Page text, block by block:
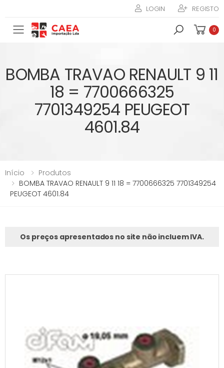
LOGIN REGISTO
Toggle mobile menu 0
BOMBA TRAVAO RENAULT 9 11
18 = 7700666325
7701349254 PEUGEOT
4601.84
Início
Produtos
BOMBA TRAVAO RENAULT 9 11 18 = 7700666325 7701349254
PEUGEOT 4601.84
Os preços apresentados no site não incluem IVA.